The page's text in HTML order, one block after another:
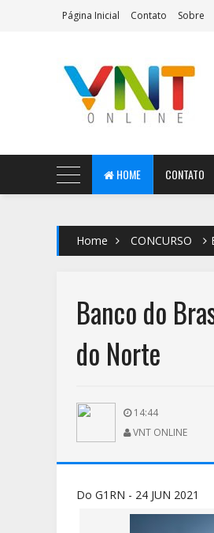
Página Inicial Contato Sobre
AeroMag Blogger Template
HOME CONTATO
Home CONCURSO
Banco do
do Norte
14:44
VNT ONLINE
Do G1RN - 24 JUN 2021